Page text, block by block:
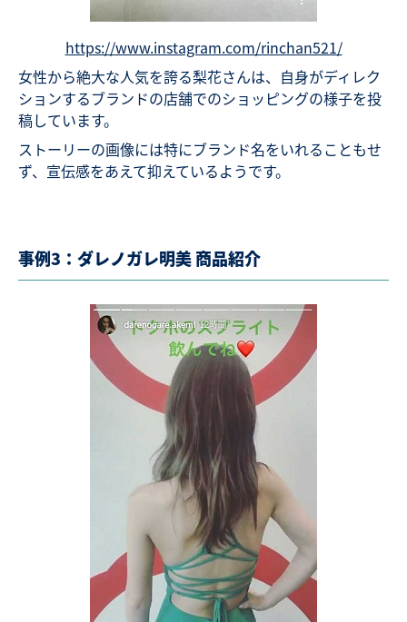
https://www.instagram.com/rinchan521/
女性から絶大な人気を誇る梨花さんは、自身がディレク
ションするブランドの店舗でのショッピングの様子を投
稿しています。
ストーリーの画像には特にブランド名をいれることもせ
ず、宣伝感をあえて抑えているようです。
事例3：ダレノガレ明美 商品紹介